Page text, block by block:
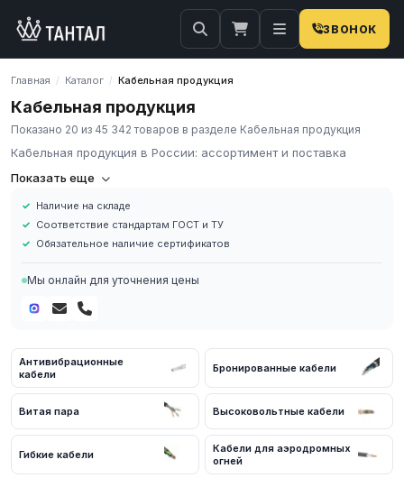
ЗВОНОК
Главная / Каталог / Кабельная продукция
Кабельная продукция
Показано 20 из 45 342 товаров в разделе Кабельная продукция
Кабельная продукция в России: ассортимент и поставка
Компания «Тантал» предлагает кабельную продукцию в России.
продукции и промышленных материалов по всей России.
Основные характеристики
кабельной продукции различных марок, сечений и типов.
стационарной прокладки. Контрольные кабели: КВВГ, КВВГнг для
ПВС, ПВ1, ПВ3, ШВВП для электроустановок и бытового
применения. Кабели связи и передачи данных. Медные и
алюминиевые жилы, одножильные и многожильные. Все
изделия соответствуют требованиям ГОСТ и ТУ, имеют
сертификаты качества.
Преимущества работы с нами
Показать еще
Наличие на складе
Соответствие стандартам ГОСТ и ТУ
Обязательное наличие сертификатов
Мы онлайн для уточнения цены
Антивибрационные
кабели
Бронированные кабели
Витая пара Высоковольтные кабели
Гибкие кабели
Кабели для аэродромных
огней